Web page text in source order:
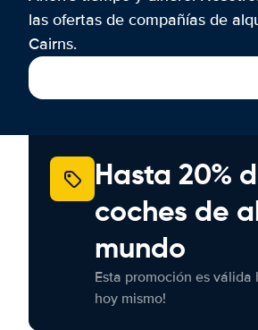
las ofertas de compañías de
Cairns.
Hasta 20%
coches de
mundo
Esta promoción es válida
hoy mismo!